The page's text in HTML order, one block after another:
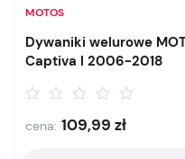
MOTOS
Dywaniki welurowe
Captiva I 2006-2018
cena: 109,99 zł